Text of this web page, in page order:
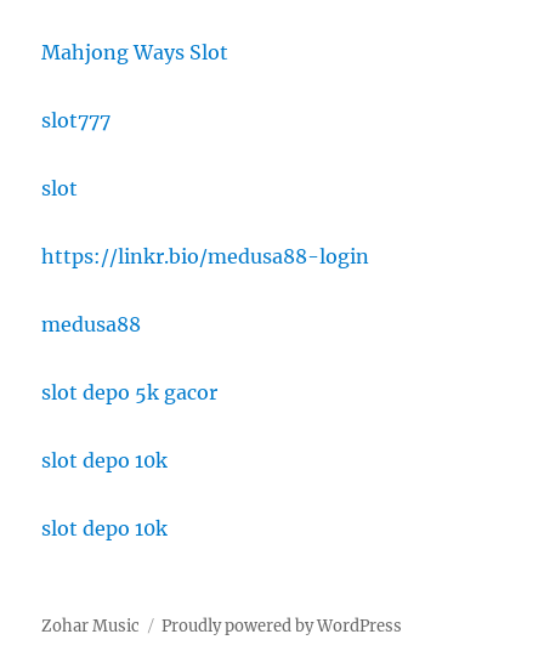
Mahjong Ways Slot
slot777
slot
https://linkr.bio/medusa88-login
medusa88
slot depo 5k gacor
slot depo 10k
slot depo 10k
Zohar Music Proudly powered by WordPress